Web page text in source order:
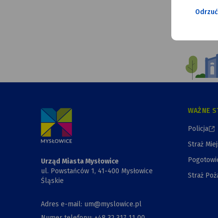
Urząd Miasta Mysłowice
ul. Powstańców 1, 41-400 Mysłowice
Śląskie
Adres e-mail: um@myslowice.pl
WAŻNE
Policja
Straż
Straż